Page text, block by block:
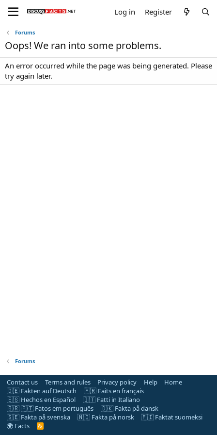
Log in Register
Forums
Oops! We ran into some problems.
An error occurred while the page was being generated. Please
try again later.
Forums
Contact us Terms and rules Privacy policy Help
Home
🇩🇪 Fakten auf Deutsch
🇫🇷 Faits en français
🇪🇸 Hechos en Español
🇮🇹 Fatti in Italiano
🇧🇷 🇵🇹 Fatos em português
🇩🇰 Fakta på dansk
🇸🇪 Fakta på svenska
🇳🇴 Fakta på norsk
🇫🇮 Faktat suomeksi
🌍 Facts
R